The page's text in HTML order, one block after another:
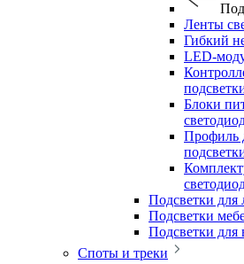
Ленты
Гибкий
LED-
Блоки
Профиль
Подсветки для
Подсветки
Подсветки для
Споты и треки